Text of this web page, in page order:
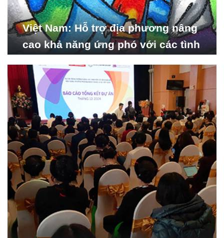
Việt Nam: Hỗ trợ địa phương nâng
cao khả năng ứng phó với các tình